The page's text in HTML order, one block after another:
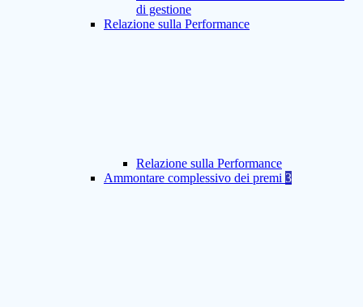
di gestione
Relazione sulla Performance
Relazione sulla Performance
Ammontare complessivo dei premi 3